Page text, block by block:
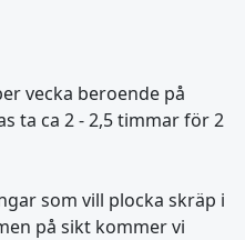
vecka beroende på
ta ca 2 - 2,5 timmar för 2
som vill plocka skräp i
på sikt kommer vi